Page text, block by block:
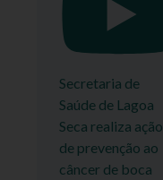
Secretaria de
Saúde de Lagoa
Seca realiza ação
de prevenção ao
câncer de boca